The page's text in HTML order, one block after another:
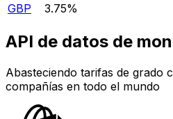
GBP
3.75%
API de datos de
Abasteciendo tarifas de grado
compañías en todo el mundo